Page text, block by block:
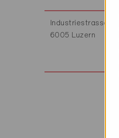
Industriestrasse 24
6005 Luzern